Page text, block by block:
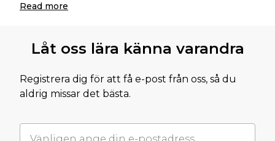
Read more
Låt oss lära känna varandra
Registrera dig för att få e-post från oss, så du
aldrig missar det bästa.